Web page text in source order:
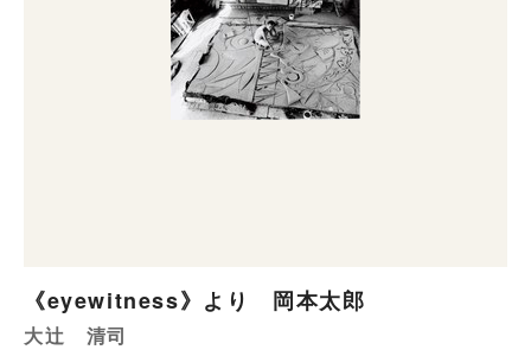
《eyewitness》より 岡本太郎
大辻 清司